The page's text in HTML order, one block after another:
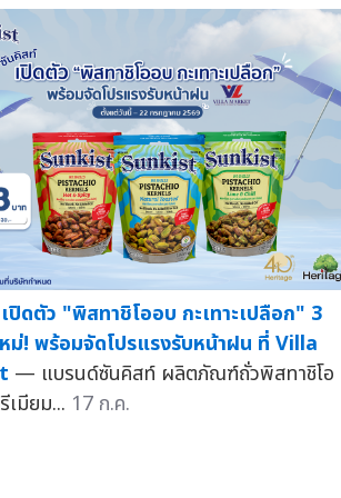
ปิดตัว "พิสทาชิโออบ กะเทาะเปลือก" 3
ม่! พร้อมจัดโปรแรงรับหน้าฝน ที่ Villa
— แบรนด์ซันคิสท์ ผลิตภัณฑ์ถั่วพิสทาชิโอ
เมียม... 17 ก.ค.